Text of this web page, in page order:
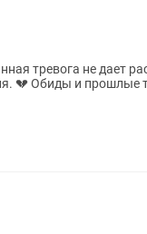
тревога не дает
💔 Обиды и прошлые